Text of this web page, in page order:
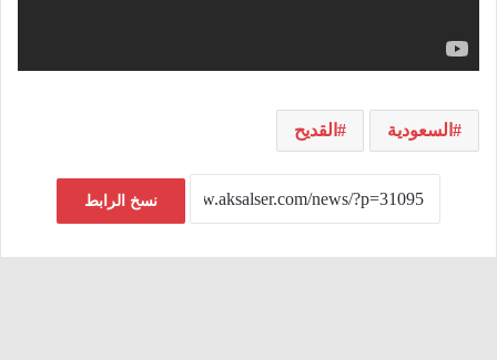
السعودية القديح
نسخ الرابط